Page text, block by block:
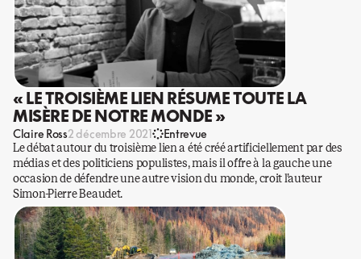
« LE TROISIÈME LIEN RÉSUME TOUTE LA
MISÈRE DE NOTRE MONDE »
Claire Ross2 décembre 2021 Entrevue
Le débat autour du troisième lien a été créé artificiellement par des
médias et des politiciens populistes, mais il offre à la gauche une
occasion de défendre une autre vision du monde, croit l’auteur
Simon-Pierre Beaudet.